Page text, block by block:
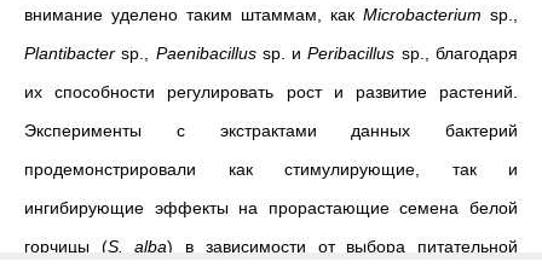
внимание уделено таким штаммам, как Microbacterium sp.,
Plantibacter sp., Paenibacillussp. иPeribacillus sp., благодаря
их способности регулировать рост и развитие растений.
Эксперименты с экстрактами данных бактерий
продемонстрировали как стимулирующие, так и
ингибирующие эффекты на прорастающие семена белой
горчицы (S. alba) в зависимости от выбора питательной